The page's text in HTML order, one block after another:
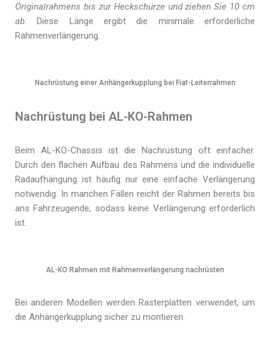
Originalrahmens bis zur Heckschürze und ziehen Sie 10 cm
ab . Diese Länge ergibt die minimale erforderliche
Rahmenverlängerung.
Nachrüstung einer Anhängerkupplung bei Fiat-Leiterrahmen
Nachrüstung bei AL-KO-Rahmen
Beim AL-KO-Chassis ist die Nachrüstung oft einfacher.
Durch den flachen Aufbau des Rahmens und die individuelle
Radaufhängung ist häufig nur eine einfache Verlängerung
notwendig. In manchen Fällen reicht der Rahmen bereits bis
ans Fahrzeugende, sodass keine Verlängerung erforderlich
ist.
AL-KO Rahmen mit Rahmenverlängerung nachrüsten
Bei anderen Modellen werden Rasterplatten verwendet, um
die Anhängerkupplung sicher zu montieren.